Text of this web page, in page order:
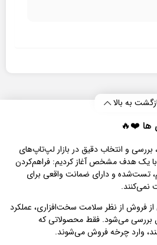
به بالا
ها ❤️🔥
۷ سال تجربه، بررسی و انتخاب دقیق در بازار لپ‌تاپ‌های
یک هدف مشخص آغاز کردیم: فراهم‌کردن
تست‌شده و دارای ضمانت واقعی برای
نمی‌کنند.
فروش از نظر سلامت سخت‌افزاری، عملکرد
بررسی می‌شود. فقط محصولاتی که
وارد چرخه فروش می‌شوند.